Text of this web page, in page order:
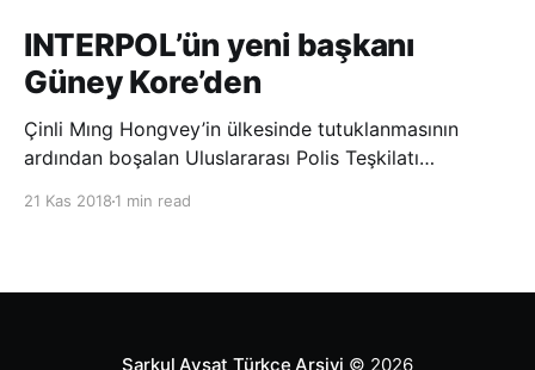
INTERPOL’ün yeni başkanı
Güney Kore’den
Çinli Mıng Hongvey’in ülkesinde tutuklanmasının
ardından boşalan Uluslararası Polis Teşkilatı
21 Kas 2018 1 min read
Şarkul Avsat Türkçe Arşivi © 2026